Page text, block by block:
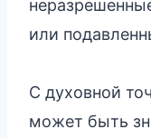
или
С духовной
может быть